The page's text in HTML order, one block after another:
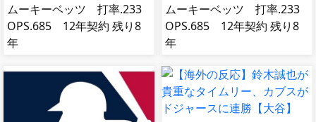
ムーキーベッツ 打率.233
OPS.685 12年契約 残り8
年
ムーキーベッツ 打率.233
OPS.685 12年契約 残り8
年